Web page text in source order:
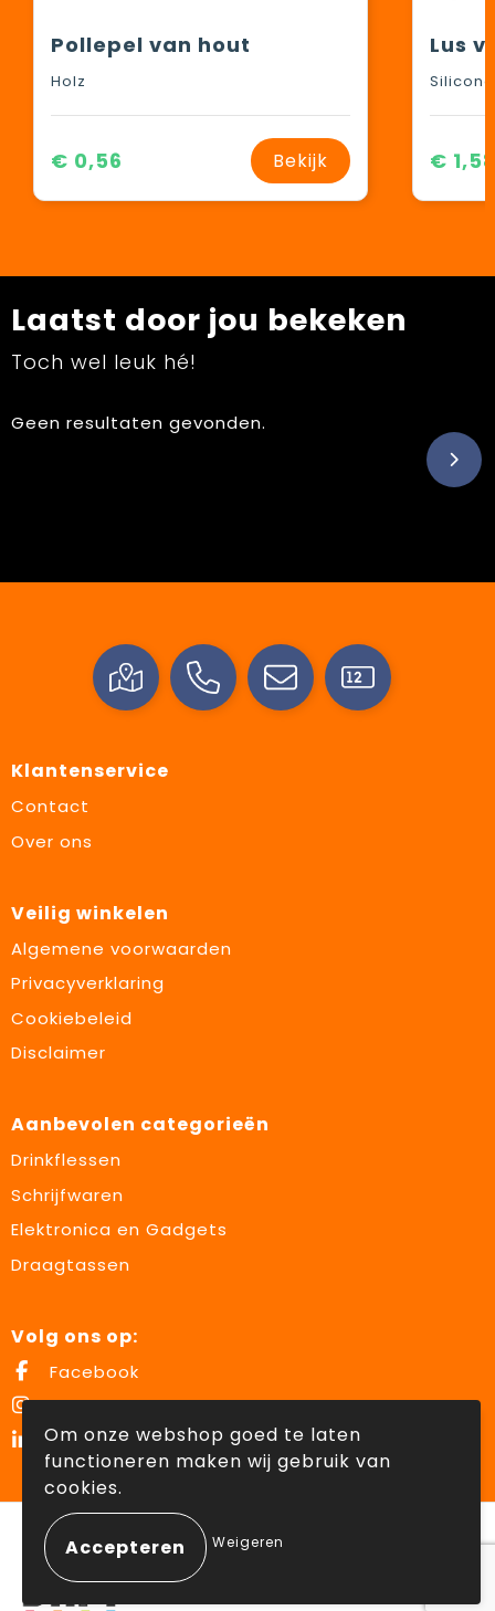
Pollepel van hout
Holz
€ 0,56 Bekijk
Lus
Silicone
€
Laatst door jou bekeken
Toch wel leuk hé!
Geen resultaten gevonden.
Klantenservice
Contact
Over ons
Veilig winkelen
Algemene voorwaarden
Privacyverklaring
Cookiebeleid
Disclaimer
Aanbevolen categorieën
Drinkflessen
Schrijfwaren
Elektronica en Gadgets
Draagtassen
Volg ons op:
Facebook
Instagram
LinkedIn
© Copyright Lowette Gifts 2026
Om onze webshop goed te laten
functioneren maken wij gebruik van
cookies.
Weigeren